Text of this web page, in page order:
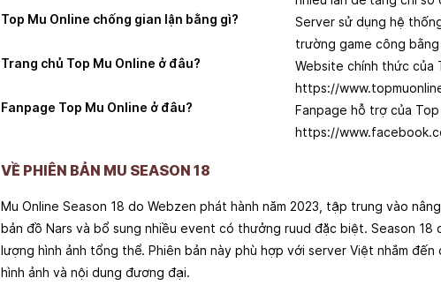
Top Mu Online chống gian lận bằng gì?
Server sử dụng hệ
trường game công
Trang chủ Top Mu Online ở đâu?
Website chính thức của
https://
Fanpage Top Mu Online ở đâu?
Fanpage hỗ trợ của Top
https://
VỀ PHIÊN BẢN MU SEASON 18
Mu Online Season 18 do Webzen phát hành năm 2023, tập trung vào
bản đồ Nars và bổ sung nhiều event có thưởng ruud đặc biệt. Season 18
lượng hình ảnh tổng thể. Phiên bản này phù hợp với server Việt nhắm
hình ảnh và nội dung đương đại.